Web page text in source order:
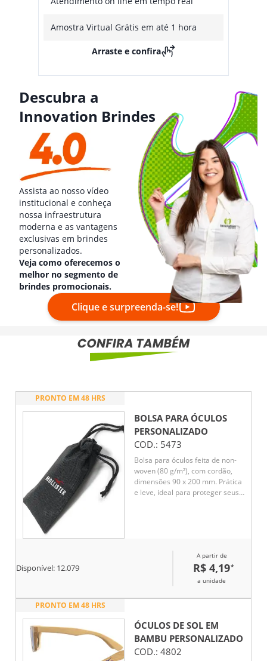
Amostra Virtual Grátis em até 1 hora
Arraste e confira
Descubra a
Innovation Brindes
Assista ao nosso vídeo
institucional e conheça
nossa infraestrutura
moderna e as vantagens
exclusivas em brindes
personalizados.
Veja como oferecemos o
melhor no segmento de
brindes promocionais.
Clique e surpreenda-se!
PRONTO EM 48 HRS
BOLSA PARA ÓCULOS
PERSONALIZADO
COD.: 5473
Bolsa para óculos feita de non-
woven (80 g/m²), com cordão,
dimensões 90 x 200 mm. Prática
e leve, ideal para proteger seus
Disponível: 12.079
A partir de
R$ 4,19*
a unidade
PRONTO EM 48 HRS
ÓCULOS DE SOL EM
BAMBU PERSONALIZADO
COD.: 4802